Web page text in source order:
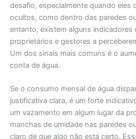
desafio, especialmente quando eles
ocultos, como dentro das paredes
entanto, existem alguns indicadores
proprietários e gestores a
Um dos sinais mais comuns é o
conta de água.
Se o consumo mensal de água
justificativa clara, é um forte
um vazamento em algum lugar da
manchas de umidade nas paredes
claro de que algo não está certo.